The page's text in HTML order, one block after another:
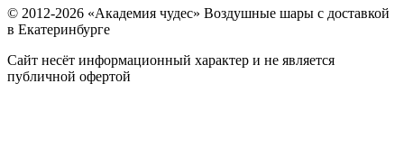
© 2012-2026 «Академия чудес» Воздушные шары с доставкой
в Екатеринбурге
Сайт несёт информационный характер и не является
публичной офертой